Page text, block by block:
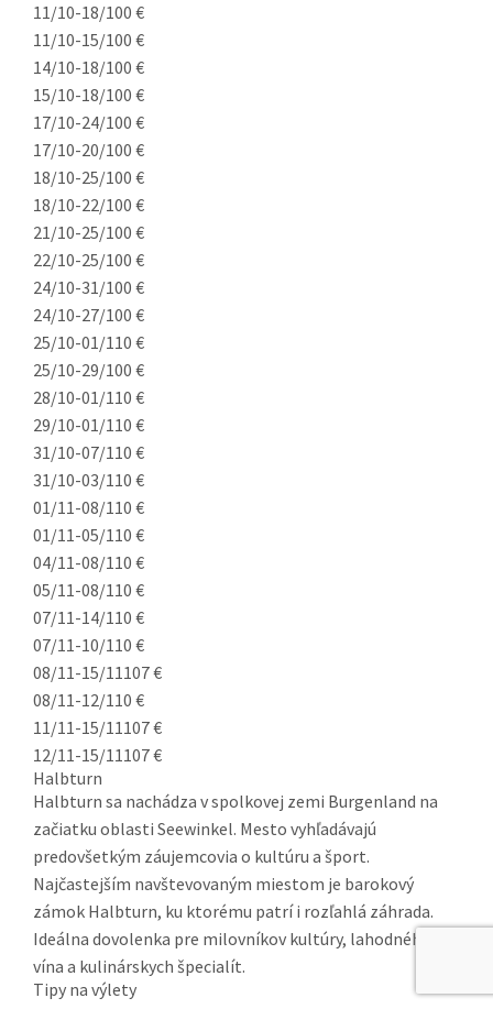
11/10-18/100 €
11/10-15/100 €
14/10-18/100 €
15/10-18/100 €
17/10-24/100 €
17/10-20/100 €
18/10-25/100 €
18/10-22/100 €
21/10-25/100 €
22/10-25/100 €
24/10-31/100 €
24/10-27/100 €
25/10-01/110 €
25/10-29/100 €
28/10-01/110 €
29/10-01/110 €
31/10-07/110 €
31/10-03/110 €
01/11-08/110 €
01/11-05/110 €
04/11-08/110 €
05/11-08/110 €
07/11-14/110 €
07/11-10/110 €
08/11-15/11107 €
08/11-12/110 €
11/11-15/11107 €
12/11-15/11107 €
Halbturn
Halbturn sa nachádza v spolkovej zemi Burgenland na
začiatku oblasti Seewinkel. Mesto vyhľadávajú
predovšetkým záujemcovia o kultúru a šport.
Najčastejším navštevovaným miestom je barokový
zámok Halbturn, ku ktorému patrí i rozľahlá záhrada.
Ideálna dovolenka pre milovníkov kultúry, lahodného
vína a kulinárskych špecialít.
Tipy na výlety